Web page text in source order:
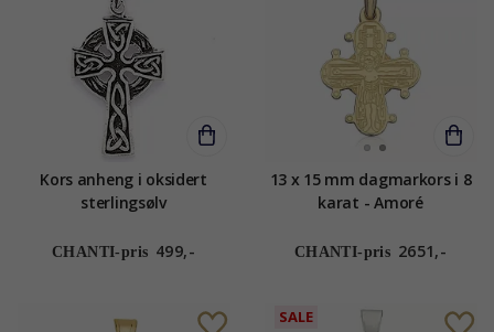
Kors anheng i oksidert
sterlingsølv
CHANTI-pris 499,-
13 x 15 mm dagmarkors i 8
karat - Amoré
CHANTI-pris 2651,-
SALE